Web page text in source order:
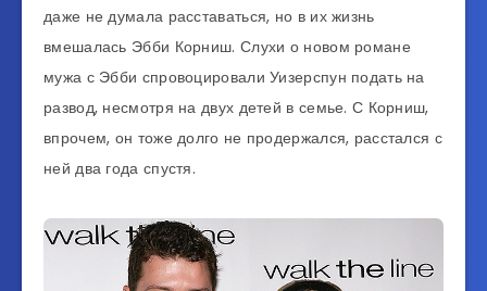
даже не думала расставаться, но в их жизнь
вмешалась Эбби Корниш. Слухи о новом романе
мужа с Эбби спровоцировали Уизерспун подать на
развод, несмотря на двух детей в семье. С Корниш,
впрочем, он тоже долго не продержался, расстался с
ней два года спустя.